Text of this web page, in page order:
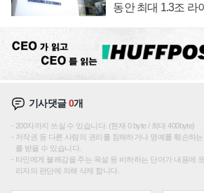
동안 최대 1.3조 라
기사댓글0개
200자까지 쓰실 수 있습니다. (현재 0 byte / 최대 400byte)
저작권 등 다른 사람의 권리를 침해하거나 명예를 훼손하
를 받을 수 있습니다.
타인에게 불쾌감을 주는 욕설 등 비하하는 단어가 내용에
리자의 판단에 의해 삭제 합니다.